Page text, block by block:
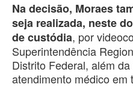
Na decisão, Moraes
seja realizada, neste
de custódia, por
Superintendência
Distrito Federal, além
atendimento médico em